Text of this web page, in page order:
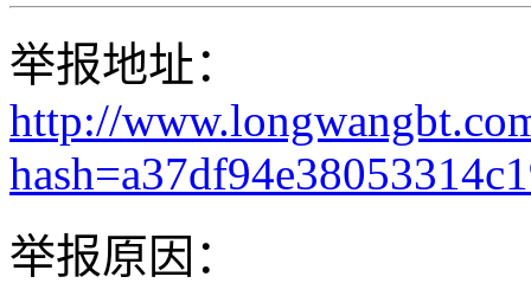
举报地址：
http://
举报原因：